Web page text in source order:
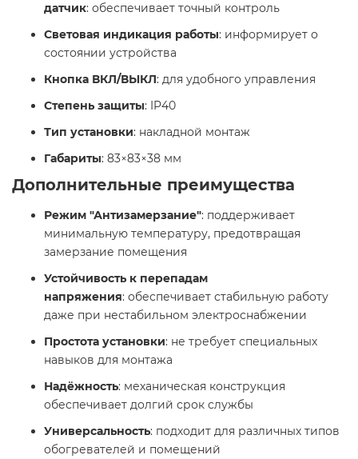
датчик: обеспечивает точный контроль
Световая индикация работы: информирует о
состоянии устройства
Кнопка ВКЛ/ВЫКЛ: для удобного управления
Степень защиты: IP40
Тип установки: накладной монтаж
Габариты: 83×83×38 мм​
Дополнительные преимущества
Режим "Антизамерзание": поддерживает
минимальную температуру, предотвращая
замерзание помещения
Устойчивость к перепадам
напряжения: обеспечивает стабильную работу
даже при нестабильном электроснабжении
Простота установки: не требует специальных
навыков для монтажа
Надёжность: механическая конструкция
обеспечивает долгий срок службы
Универсальность: подходит для различных типов
обогревателей и помещений​